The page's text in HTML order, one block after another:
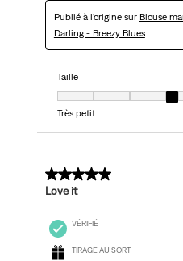
Publié à l'origine sur Blouse
Darling - Breezy Blues
Taille
Taille, 4 sur 7, où 1 est égal à
Très petit
5 sur 5 étoiles.
Love it
VÉRIFIÉ
TIRAGE AU SORT